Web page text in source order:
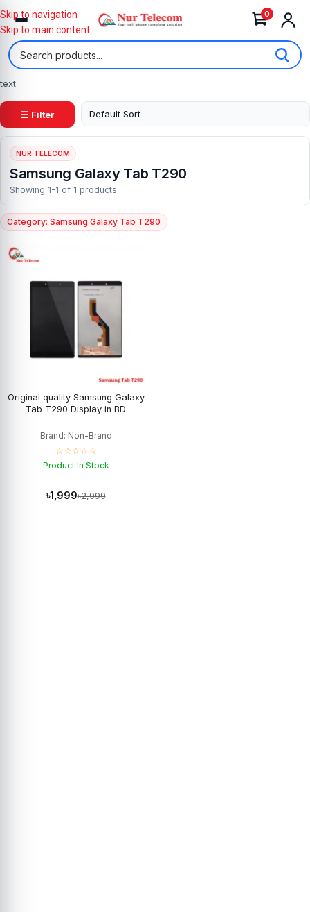
0
Skip to navigation
Skip to main content
text
☰ Filter
NUR TELECOM
Samsung Galaxy Tab T290
Showing 1-1 of 1 products
Category: Samsung Galaxy Tab T290
Original quality Samsung Galaxy
Tab T290 Display in BD
Brand: Non-Brand
☆☆☆☆☆
Product In Stock
৳1,999৳2,999